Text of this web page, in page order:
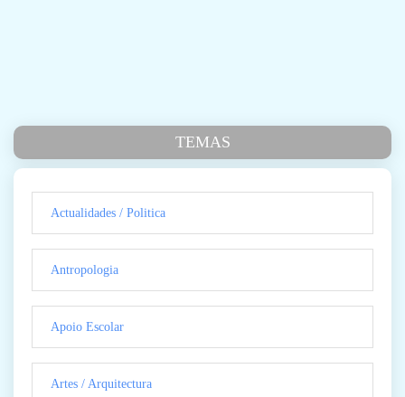
TEMAS
Actualidades / Politica
Antropologia
Apoio Escolar
Artes / Arquitectura